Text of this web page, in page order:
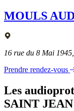
MOULS
16 rue du 8 Mai
Prendre rendez-vous
Les
SAINT